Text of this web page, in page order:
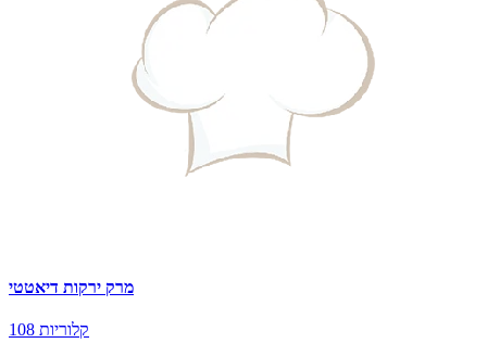
מרק ירקות דיאטטי
108 קלוריות